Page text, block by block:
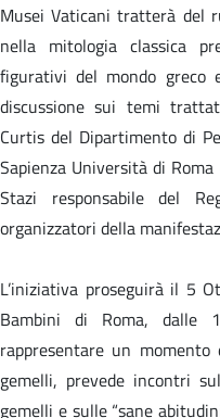
Musei Vaticani tratterà del
nella mitologia classica
figurativi del mondo greco
discussione sui temi
Curtis del Dipartimento di
Sapienza Università di
Stazi responsabile del
organizzatori della
L’iniziativa proseguirà il 5
Bambini di Roma,
rappresentare un
gemelli, prevede incontri
gemelli e sulle “sane